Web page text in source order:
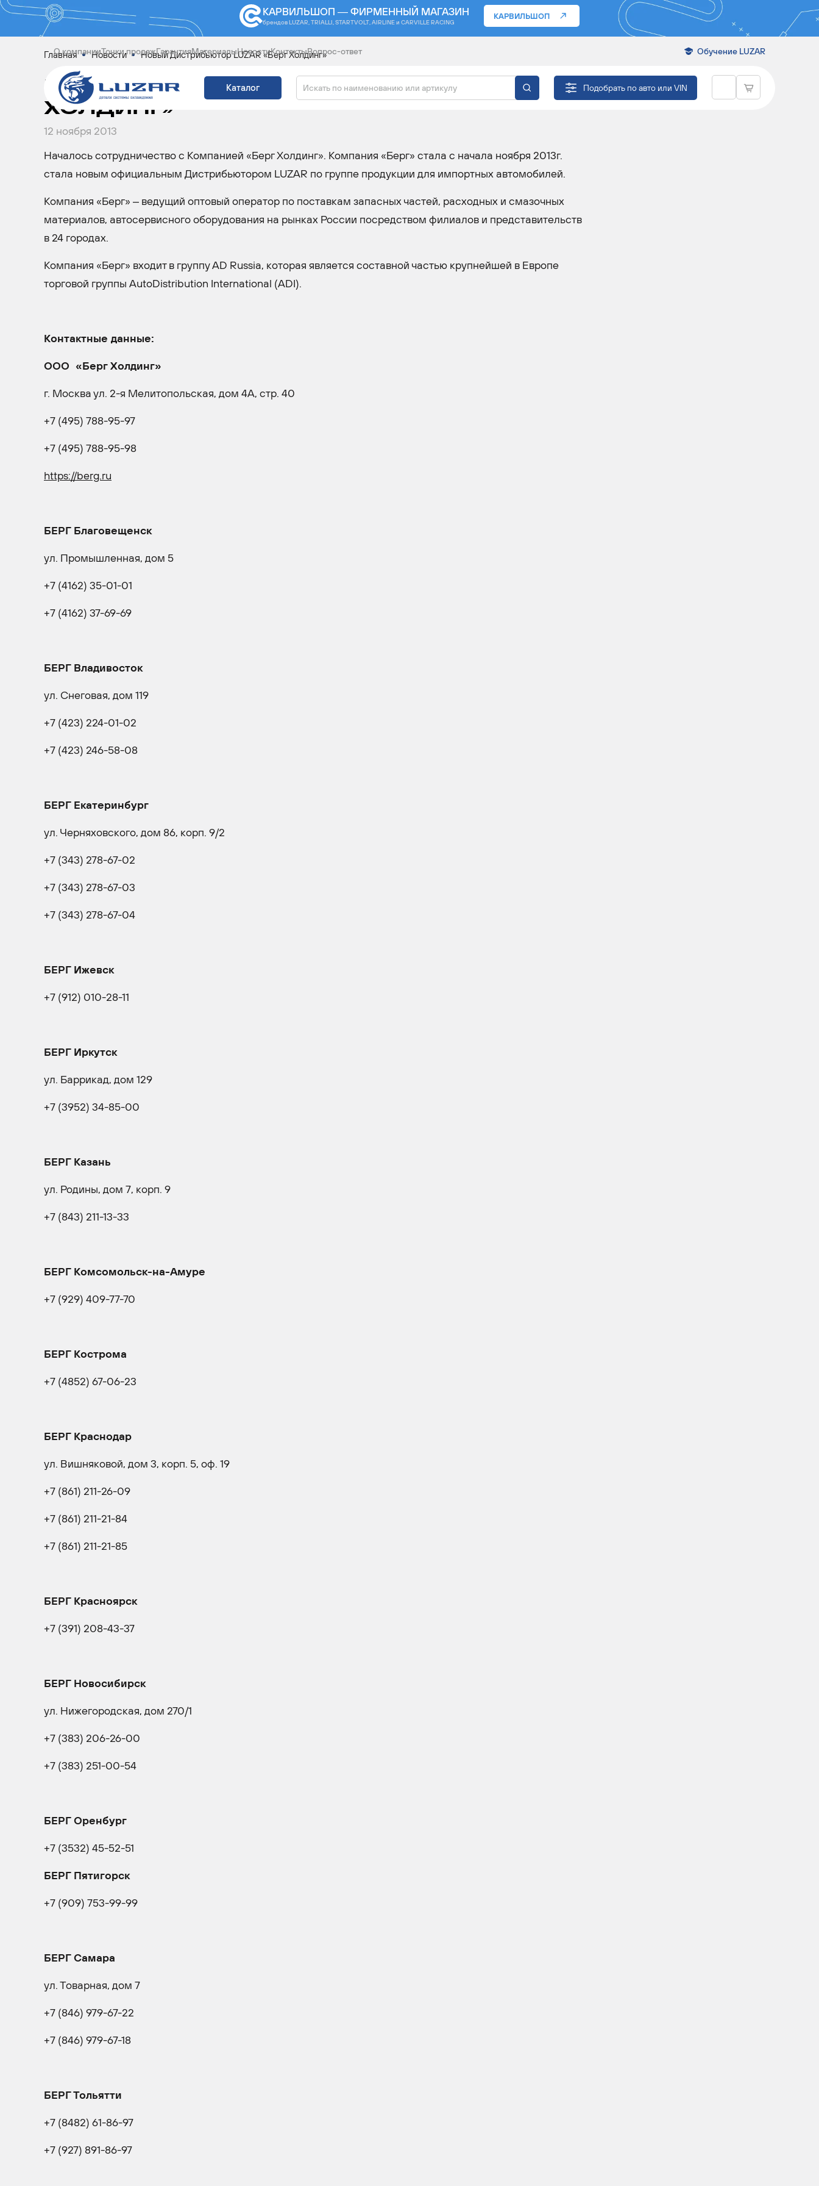
КАРВИЛЬШОП — ФИРМЕННЫЙ МАГАЗИН
брендовLUZAR, TRIALLI, STARTVOLT, AIRLINE и CARVILLE RACING
КАРВИЛЬШОП
О компанииТочки продажГарантияМатериалыНовостиКонтактыВопрос-ответ Обучение LUZAR
Каталог Подобрать по авто или VIN
Главная Новости Новый Дистрибьютор LUZAR «Берг Холдинг»
НОВЫЙ ДИСТРИБЬЮТОР LUZAR «БЕРГ
ХОЛДИНГ»
12 ноября 2013
Началось сотрудничество с Компанией «Берг Холдинг». Компания «Берг» стала с начала ноября 2013г.
стала новым официальным Дистрибьютором LUZAR по группе продукции для импортных автомобилей.
Компания «Берг» – ведущий оптовый оператор по поставкам запасных частей, расходных и смазочных
материалов, автосервисного оборудования на рынках России посредством филиалов и представительств
в 24 городах.
Компания «Берг» входит в группу AD Russia, которая является составной частью крупнейшей в Европе
торговой группы AutoDistribution International (ADI).
Контактные данные:
ООО «Берг Холдинг»
г. Москва ул. 2-я Мелитопольская, дом 4А, стр. 40
+7 (495) 788-95-97
+7 (495) 788-95-98
https://berg.ru
БЕРГ Благовещенск
ул. Промышленная, дом 5
+7 (4162) 35-01-01
+7 (4162) 37-69-69
БЕРГ Владивосток
ул. Снеговая, дом 119
+7 (423) 224-01-02
+7 (423) 246-58-08
БЕРГ Екатеринбург
ул. Черняховского, дом 86, корп. 9/2
+7 (343) 278-67-02
+7 (343) 278-67-03
+7 (343) 278-67-04
БЕРГ Ижевск
+7 (912) 010-28-11
БЕРГ Иркутск
ул. Баррикад, дом 129
+7 (3952) 34-85-00
БЕРГ Казань
ул. Родины, дом 7, корп. 9
+7 (843) 211-13-33
БЕРГ Комсомольск-на-Амуре
+7 (929) 409-77-70
БЕРГ Кострома
+7 (4852) 67-06-23
БЕРГ Краснодар
ул. Вишняковой, дом 3, корп. 5, оф. 19
+7 (861) 211-26-09
+7 (861) 211-21-84
+7 (861) 211-21-85
БЕРГ Красноярск
+7 (391) 208-43-37
БЕРГ Новосибирск
ул. Нижегородская, дом 270/1
+7 (383) 206-26-00
+7 (383) 251-00-54
БЕРГ Оренбург
+7 (3532) 45-52-51
БЕРГ Пятигорск
+7 (909) 753-99-99
БЕРГ Самара
ул. Товарная, дом 7
+7 (846) 979-67-22
+7 (846) 979-67-18
БЕРГ Тольятти
+7 (8482) 61-86-97
+7 (927) 891-86-97